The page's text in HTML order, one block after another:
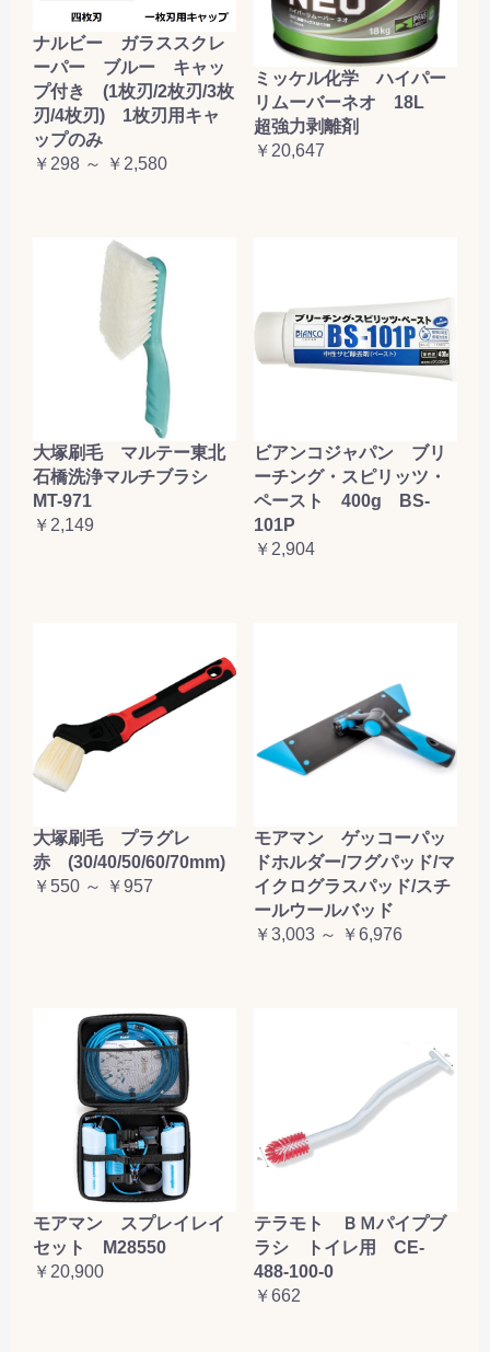
お買い物を続ける カートへ進む
ナルビー ガラススクレ
ーパー ブルー キャッ
プ付き (1枚刃/2枚刃/3枚
刃/4枚刃) 1枚刃用キャ
ップのみ
￥298 ～ ￥2,580
ミッケル化学 ハイパー
リムーバーネオ 18L
超強力剥離剤
￥20,647
大塚刷毛 マルテー東北
石橋洗浄マルチブラシ
MT-971
￥2,149
ビアンコジャパン ブリ
ーチング・スピリッツ・
ペースト 400g BS-
101P
￥2,904
大塚刷毛 プラグレ
赤 (30/40/50/60/70mm)
￥550 ～ ￥957
モアマン ゲッコーパッ
ドホルダー/フグパッド/マ
イクログラスパッド/スチ
ールウールバッド
￥3,003 ～ ￥6,976
モアマン スプレイレイ
セット M28550
￥20,900
テラモト ＢＭパイプブ
ラシ トイレ用 CE-
488-100-0
￥662